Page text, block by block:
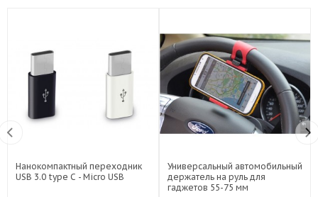
Нанокомпактный переходник
USB 3.0 type C - Micro USB
Универсальный автомобильный
держатель на руль для
гаджетов 55-75 мм